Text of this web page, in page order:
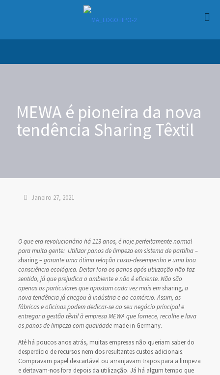
MEWA é pioneira da nova
tendência Sharing Têxtil
Janeiro 27, 2021
O que era revolucionário há 113 anos, é hoje perfeitamente normal
para muita gente: Utilizar panos de limpeza em sistema de partilha –
sharing– garante uma ótima relação custo-desempenho e uma boa
consciência ecológica. Deitar fora os panos após utilização não faz
sentido, já que prejudica o ambiente e não é eficiente. Não são
apenas os particulares que apostam cada vez mais emsharing, a
nova tendência já chegou à indústria e ao comércio. Assim, as
fábricas e oficinas podem dedicar-se ao seu negócio principal e
entregar a gestão têxtil à empresa MEWA que fornece, recolhe e lava
os panos de limpeza com qualidade made in Germany.
Até há poucos anos atrás, muitas empresas não queriam saber do
desperdício de recursos nem dos resultantes custos adicionais.
Compravam papel descartável ou arranjavam trapos para a limpeza
e deitavam-nos fora depois da utilização. Já há algum tempo que